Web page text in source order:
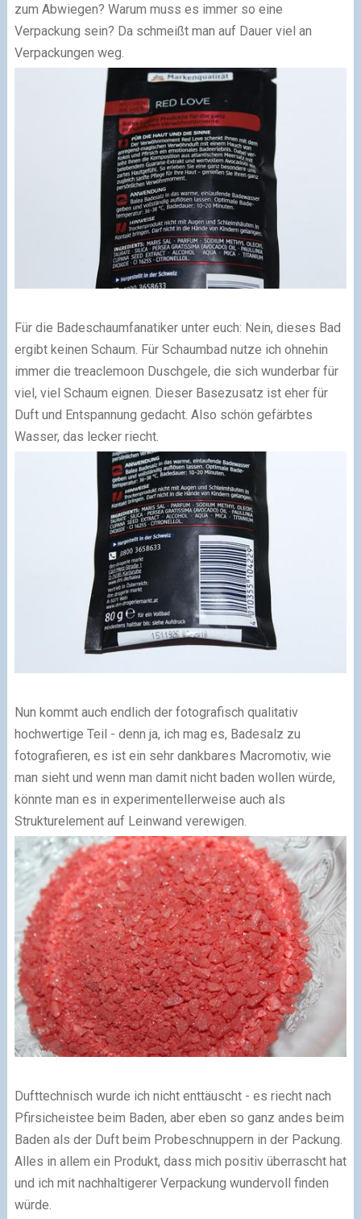
zum Abwiegen? Warum muss es immer so eine
Verpackung sein? Da schmeißt man auf Dauer viel an
Verpackungen weg.
Für die Badeschaumfanatiker unter euch: Nein, dieses Bad
ergibt keinen Schaum. Für Schaumbad nutze ich ohnehin
immer die treaclemoon Duschgele, die sich wunderbar für
viel, viel Schaum eignen. Dieser Basezusatz ist eher für
Duft und Entspannung gedacht. Also schön gefärbtes
Wasser, das lecker riecht.
Nun kommt auch endlich der fotografisch qualitativ
hochwertige Teil - denn ja, ich mag es, Badesalz zu
fotografieren, es ist ein sehr dankbares Macromotiv, wie
man sieht und wenn man damit nicht baden wollen würde,
könnte man es in experimentellerweise auch als
Strukturelement auf Leinwand verewigen.
Dufttechnisch wurde ich nicht enttäuscht - es riecht nach
Pfirsicheistee beim Baden, aber eben so ganz andes beim
Baden als der Duft beim Probeschnuppern in der Packung.
Alles in allem ein Produkt, dass mich positiv überrascht hat
und ich mit nachhaltigerer Verpackung wundervoll finden
würde.